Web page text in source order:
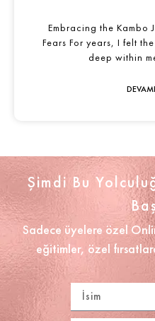
Embracing the Kambo
Fears For years, I felt
deep within
Şimdi Bu
Sadece üyelere özel
eğitimler, özel